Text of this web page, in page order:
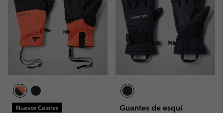
Nuevos Colores
Guantes de esquí